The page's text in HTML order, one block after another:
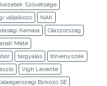
Szövetsége
vállalkozó
NAK
Kamara
Olaszország
Máté
tárgyalás
törvényszék
Vigh Levente
Birkózó SE